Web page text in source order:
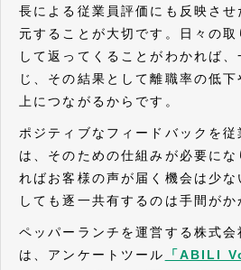
長による従業員評価にも反映さ
元することが大切です。日々の取
して返ってくることがわかれば
じ、その結果として離職率の低
上につながるからです。
ポジティブなフィードバックを
は、そのための仕組みが必要に
ればお客様の声が届く機会は少な
しても逐一共有するのは手間がか
ペッパーランチを運営する株式
は、アンケートツール
「ABILI